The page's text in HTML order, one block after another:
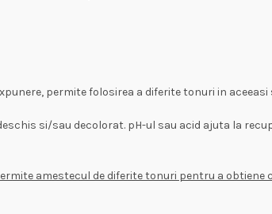
permite folosirea a diferite tonuri in aceeasi
si/sau decolorat. pH-ul sau acid ajuta la
amestecul de diferite tonuri pentru a obtiene